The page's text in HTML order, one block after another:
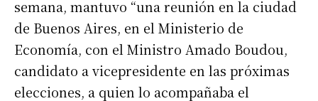
semana, mantuvo “una reunión en la ciudad
de Buenos Aires, en el Ministerio de
Economía, con el Ministro Amado Boudou,
candidato a vicepresidente en las próximas
elecciones, a quien lo acompañaba el